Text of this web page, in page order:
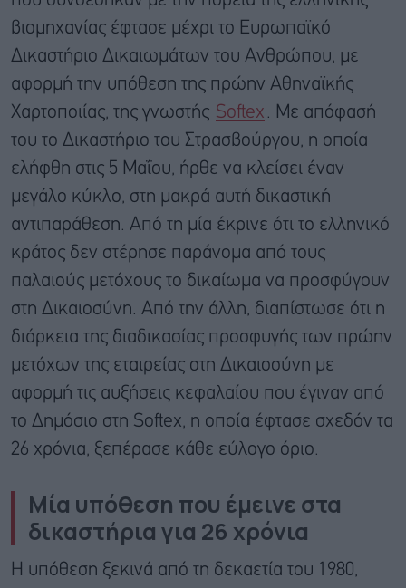
βιομηχανίας έφτασε μέχρι το Ευρωπαϊκό
Δικαστήριο Δικαιωμάτων του Ανθρώπου, με
αφορμή την υπόθεση της πρώην Αθηναϊκής
Χαρτοποιίας, της γνωστής Softex . Με απόφασή
του το Δικαστήριο του Στρασβούργου, η οποία
ελήφθη στις 5 Μαΐου, ήρθε να κλείσει έναν
μεγάλο κύκλο, στη μακρά αυτή δικαστική
αντιπαράθεση. Από τη μία έκρινε ότι το ελληνικό
κράτος δεν στέρησε παράνομα από τους
παλαιούς μετόχους το δικαίωμα να προσφύγουν
στη Δικαιοσύνη. Από την άλλη, διαπίστωσε ότι η
διάρκεια της διαδικασίας προσφυγής των πρώην
μετόχων της εταιρείας στη Δικαιοσύνη με
αφορμή τις αυξήσεις κεφαλαίου που έγιναν από
το Δημόσιο στη Softex, η οποία έφτασε σχεδόν τα
26 χρόνια, ξεπέρασε κάθε εύλογο όριο.
Μία υπόθεση που έμεινε στα
δικαστήρια για 26 χρόνια
Η υπόθεση ξεκινά από τη δεκαετία του 1980,